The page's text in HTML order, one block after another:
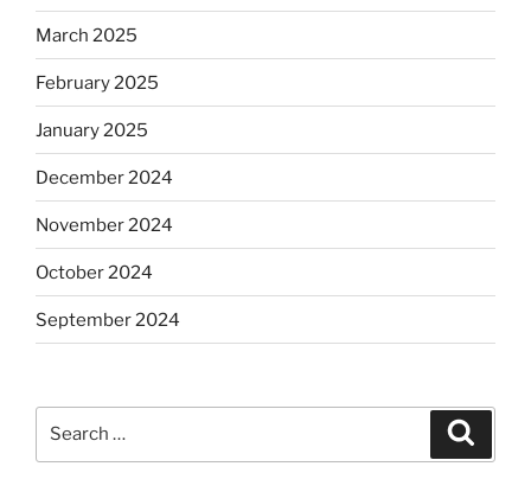
March 2025
February 2025
January 2025
December 2024
November 2024
October 2024
September 2024